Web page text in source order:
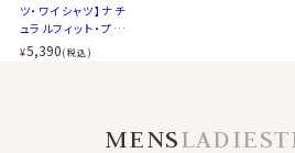
つきのないシルエット。
着心地を考え、細いだけのシャツとは
なサイズと同じ感覚でお選びください
ツ・ワイシャツ】ナチ
ュラルフィット・プレ
ミアムコットン・形態
安定・ホリゾンタル
¥5,390(税込)
MENSLADIES